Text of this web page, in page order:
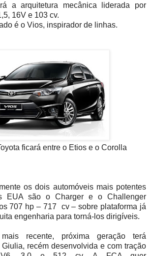
a arquitetura mecânica liderada por
16V e 103 cv.
é o Vios, inspirador de linhas.
ficará entre o Etios e o Corolla
os dois automóveis mais potentes
EUA são o Charger e o Challenger
707 hp – 717 cv – sobre plataforma já
engenharia para torná-los dirigíveis.
recente, próxima geração terá
recém desenvolvida e com tração